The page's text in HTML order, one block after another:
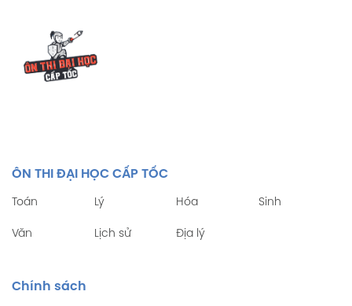
ÔN THI ĐẠI HỌC CẤP TỐC
Toán Lý Hóa Sinh
Văn Lịch sử Địa lý
Chính sách